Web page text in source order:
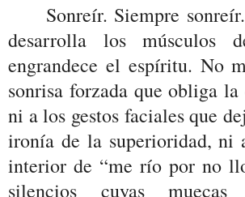
Sonreír. Siempre
desarrolla los músculos
engrandece el espíritu. No
sonrisa forzada que obliga
ni a los gestos faciales que
ironía de la superioridad, ni
interior de “me río por no
silencios cuyas